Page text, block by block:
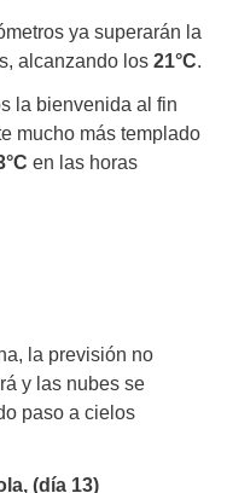
ya superarán la
alcanzando los21°C.
la bienvenida al fin
mucho más templado
en las horas
la previsión no
y las nubes se
paso a cielos
(día 13)